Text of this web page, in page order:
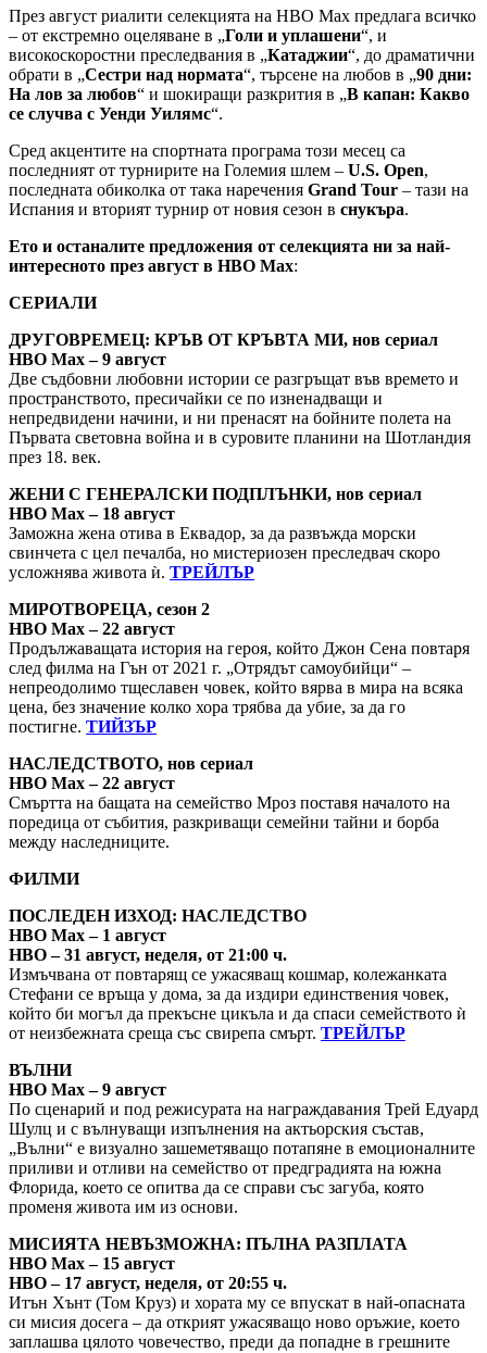
През август риалити селекцията на HBO Max предлага всичко
– от екстремно оцеляване в „Голи и уплашени“, и
високоскоростни преследвания в „Катаджии“, до драматични
обрати в „Сестри над нормата“, търсене на любов в „90 дни:
На лов за любов“ и шокиращи разкрития в „В капан: Какво
се случва с Уенди Уилямс“.
Сред акцентите на спортната програма този месец са
последният от турнирите на Големия шлем – U.S. Open,
последната обиколка от така наречения Grand Tour – тази на
Испания и вторият турнир от новия сезон в снукъра.
Ето и останалите предложения от селекцията ни за най-
интересното през август в HBO Max:
СЕРИАЛИ
ДРУГОВРЕМЕЦ: КРЪВ ОТ КРЪВТА МИ, нов сериал
HBO Max – 9 август
Две съдбовни любовни истории се разгръщат във времето и
пространството, пресичайки се по изненадващи и
непредвидени начини, и ни пренасят на бойните полета на
Първата световна война и в суровите планини на Шотландия
през 18. век.
ЖЕНИ С ГЕНЕРАЛСКИ ПОДПЛЪНКИ, нов сериал
HBO Max – 18 август
Заможна жена отива в Еквадор, за да развъжда морски
свинчета с цел печалба, но мистериозен преследвач скоро
усложнява живота ѝ. ТРЕЙЛЪР
МИРОТВОРЕЦА, сезон 2
HBO Max – 22 август
Продължаващата история на героя, който Джон Сена повтаря
след филма на Гън от 2021 г. „Отрядът самоубийци“ –
непреодолимо тщеславен човек, който вярва в мира на всяка
цена, без значение колко хора трябва да убие, за да го
постигне. ТИЙЗЪР
НАСЛЕДСТВОТО, нов сериал
HBO Max – 22 август
Смъртта на бащата на семейство Мроз поставя началото на
поредица от събития, разкриващи семейни тайни и борба
между наследниците.
ФИЛМИ
ПОСЛЕДЕН ИЗХОД: НАСЛЕДСТВО
HBO Max – 1 август
HBO – 31 август, неделя, от 21:00 ч.
Измъчвана от повтарящ се ужасяващ кошмар, колежанката
Стефани се връща у дома, за да издири единствения човек,
който би могъл да прекъсне цикъла и да спаси семейството ѝ
от неизбежната среща със свирепа смърт. ТРЕЙЛЪР
ВЪЛНИ
HBO Max – 9 август
По сценарий и под режисурата на награждавания Трей Едуард
Шулц и с вълнуващи изпълнения на актьорския състав,
„Вълни“ е визуално зашеметяващо потапяне в емоционалните
приливи и отливи на семейство от предградията на южна
Флорида, което се опитва да се справи със загуба, която
променя живота им из основи.
МИСИЯТА НЕВЪЗМОЖНА: ПЪЛНА РАЗПЛАТА
HBO Max – 15 август
HBO – 17 август, неделя, от 20:55 ч.
Итън Хънт (Том Круз) и хората му се впускат в най-опасната
си мисия досега – да открият ужасяващо ново оръжие, което
заплашва цялото човечество, преди да попадне в грешните